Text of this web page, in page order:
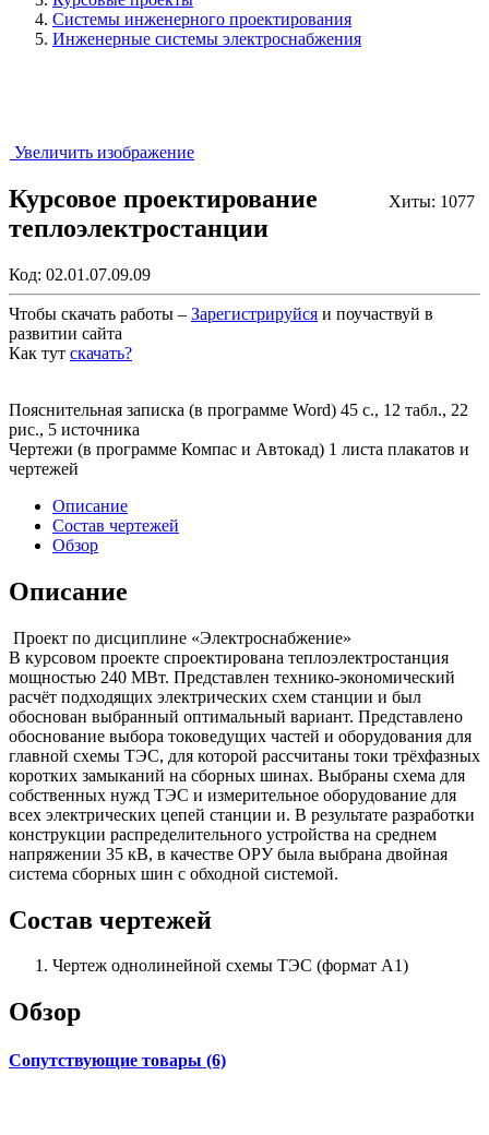
Системы инженерного проектирования
Инженерные системы электроснабжения
Увеличить изображение
Хиты: 1077
Курсовое проектирование
теплоэлектростанции
Код: 02.01.07.09.09
Чтобы скачать работы – Зарегистрируйся и поучаствуй в
развитии сайта
Как тут скачать?
Пояснительная записка (в программе Word) 45 с., 12 табл., 22
рис., 5 источника
Чертежи (в программе Компас и Автокад) 1 листа плакатов и
чертежей
Описание
Состав чертежей
Обзор
Описание
Проект по дисциплине «Электроснабжение»
В курсовом проекте спроектирована теплоэлектростанция
мощностью 240 МВт. Представлен технико-экономический
расчёт подходящих электрических схем станции и был
обоснован выбранный оптимальный вариант. Представлено
обоснование выбора токоведущих частей и оборудования для
главной схемы ТЭС, для которой рассчитаны токи трёхфазных
коротких замыканий на сборных шинах. Выбраны схема для
собственных нужд ТЭС и измерительное оборудование для
всех электрических цепей станции и. В результате разработки
конструкции распределительного устройства на среднем
напряжении 35 кВ, в качестве ОРУ была выбрана двойная
система сборных шин с обходной системой.
Состав чертежей
Чертеж однолинейной схемы ТЭС (формат А1)
Обзор
Сопутствующие товары (6)